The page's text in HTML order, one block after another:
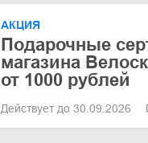
АКЦИЯ
Подарочные
магазина
от 1000 рублей
Действует до 30.09.2026